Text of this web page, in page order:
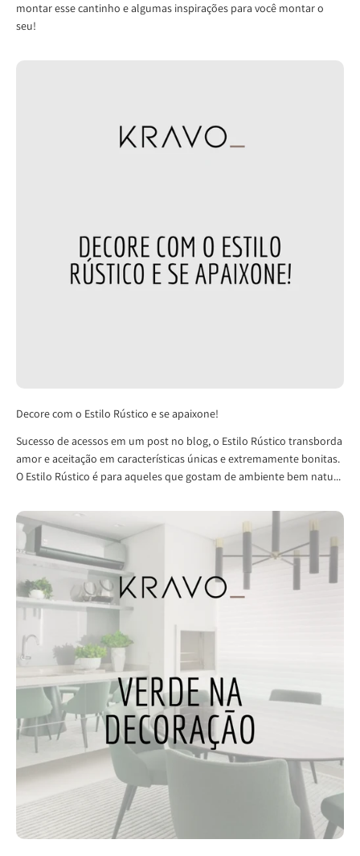
montar esse cantinho e algumas inspirações para você montar o
seu!
Decore com o Estilo Rústico e se apaixone!
Sucesso de acessos em um post no blog, o Estilo Rústico transborda
amor e aceitação em características únicas e extremamente bonitas.
O Estilo Rústico é para aqueles que gostam de ambiente bem natu...